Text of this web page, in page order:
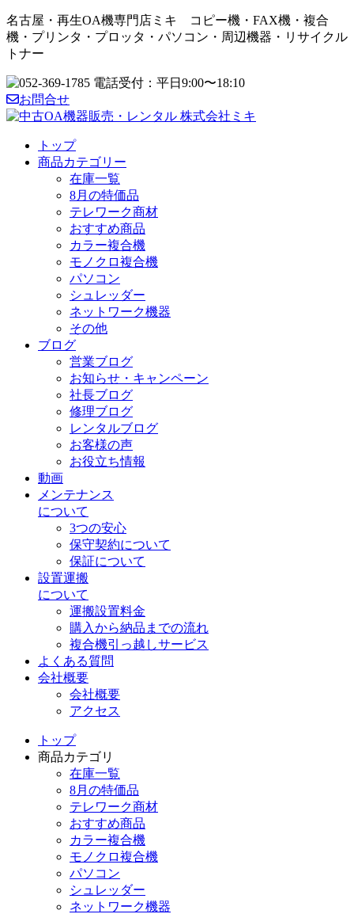
名古屋・再生OA機専門店ミキ コピー機・FAX機・複合
機・プリンタ・プロッタ・パソコン・周辺機器・リサイクル
トナー
お問合せ
トップ
商品カテゴリー
在庫一覧
8月の特価品
テレワーク商材
おすすめ商品
カラー複合機
モノクロ複合機
パソコン
シュレッダー
ネットワーク機器
その他
ブログ
営業ブログ
お知らせ・キャンペーン
社長ブログ
修理ブログ
レンタルブログ
お客様の声
お役立ち情報
動画
メンテナンス
について
3つの安心
保守契約について
保証について
設置運搬
について
運搬設置料金
購入から納品までの流れ
複合機引っ越しサービス
よくある質問
会社概要
会社概要
アクセス
トップ
商品カテゴリ
在庫一覧
8月の特価品
テレワーク商材
おすすめ商品
カラー複合機
モノクロ複合機
パソコン
シュレッダー
ネットワーク機器